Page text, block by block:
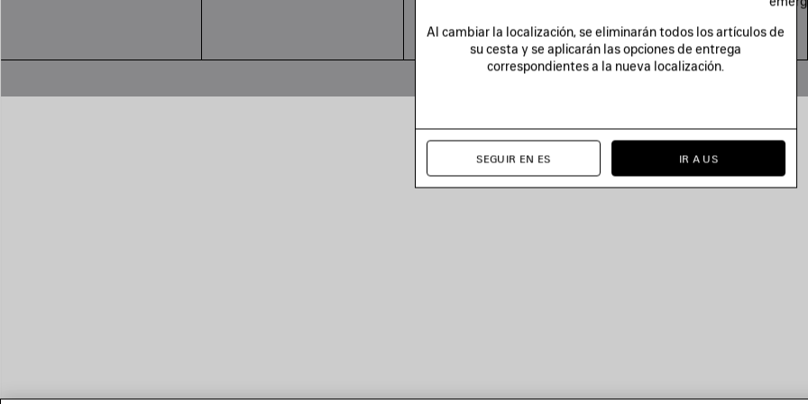
Al cambiar la localización, se eliminarán todos los artículos de
su cesta y se aplicarán las opciones de entrega
correspondientes a la nueva localización.
SEGUIR EN ES IR A US